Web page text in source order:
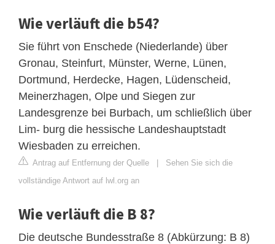
Wie verläuft die b54?
Sie führt von Enschede (Niederlande) über
Gronau, Steinfurt, Münster, Werne, Lünen,
Dortmund, Herdecke, Hagen, Lüdenscheid,
Meinerzhagen, Olpe und Siegen zur
Landesgrenze bei Burbach, um schließlich über
Lim- burg die hessische Landeshauptstadt
Wiesbaden zu erreichen.
Antrag auf Entfernung der Quelle | Sehen Sie sich die
vollständige Antwort auf lwl.org an
Wie verläuft die B 8?
Die deutsche Bundesstraße 8 (Abkürzung: B 8)